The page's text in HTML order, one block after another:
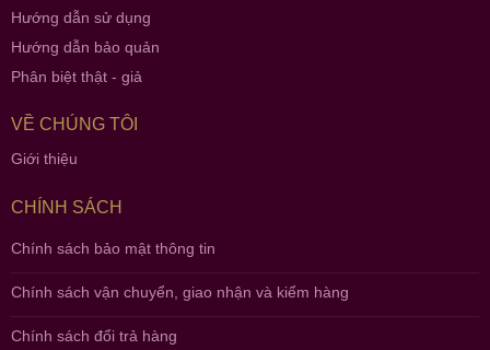
Hướng dẫn sử dụng
Hướng dẫn bảo quản
Phân biệt thật - giả
VỀ CHÚNG TÔI
Giới thiệu
CHÍNH SÁCH
Chính sách bảo mật thông tin
Chính sách vận chuyển, giao nhận và kiểm hàng
Chính sách đổi trả hàng